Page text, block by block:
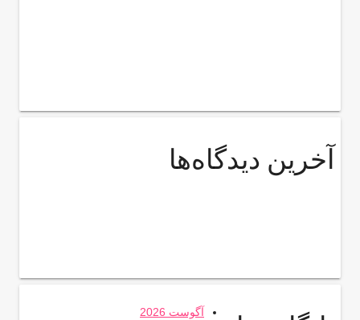
آخرین دیدگاه‌ها
آگوست 2026